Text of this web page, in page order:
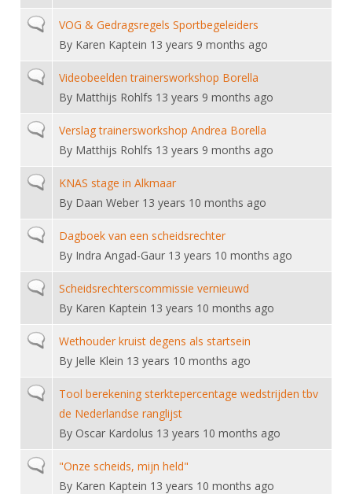
Formulieren
Alle Verenigingen
Nieuws
Verenigingsondersteuning
Witte Vlekkenplan
Oprichting Vereniging
Overschrijven leden
JEC
Veteranenwedstrijden
Wedstrijdorganisatie
Nieuws
Aanvragen van scheidsrechters
Scheidsrechterslijst
Import inschrijvingen uit Nahouw
Verwerk wedstrijduitslagen
NK organiseren
Promotie en logo
Geschiedenis van het schermen
Scheidsrechterslijst
Scheidsrechter Documentatie
Opleidingen
Tuchtzaken
Archief
Infotheek
Bibliotheek
ALV
Touché
Normal topicVOG & Gedragsregels Sportbegeleiders
By Karen Kaptein 13 years 9 months ago
Normal topicVideobeelden trainersworkshop Borella
By Matthijs Rohlfs 13 years 9 months ago
Normal topicVerslag trainersworkshop Andrea Borella
By Matthijs Rohlfs 13 years 9 months ago
Normal topicKNAS stage in Alkmaar
By Daan Weber 13 years 10 months ago
Normal topicDagboek van een scheidsrechter
By Indra Angad-Gaur 13 years 10 months ago
Normal topicScheidsrechterscommissie vernieuwd
By Karen Kaptein 13 years 10 months ago
Normal topicWethouder kruist degens als startsein
By Jelle Klein 13 years 10 months ago
Normal topicTool berekening sterktepercentage wedstrijden tbv
de Nederlandse ranglijst
By Oscar Kardolus 13 years 10 months ago
Normal topic"Onze scheids, mijn held"
By Karen Kaptein 13 years 10 months ago